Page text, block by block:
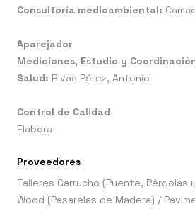
Consultoría medioambiental:
Aparejador
Mediciones, Estudio y
Salud: Rivas Pérez, Antonio
Control de Calidad
Elabora
Proveedores
Talleres Garrucho (Puente, Pérgolas
Wood (Pasarelas de Madera) /